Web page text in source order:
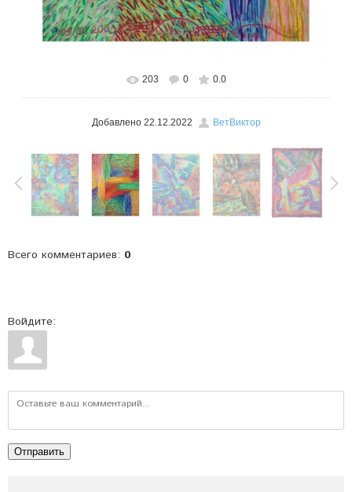
В реальном размере 470x600
203 0 0.0
Добавлено22.12.2022 ВетВиктор
Всего комментариев: 0
Войдите:
Отправить